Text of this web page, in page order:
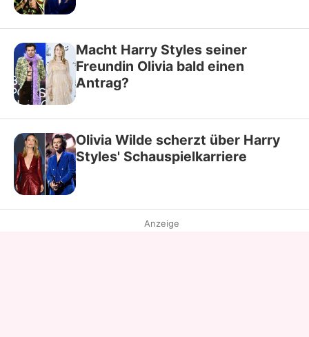
Macht Harry Styles seiner
Freundin Olivia bald einen
Antrag?
Olivia Wilde scherzt über Harry
Styles' Schauspielkarriere
Anzeige